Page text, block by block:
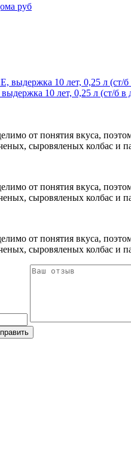
руб
10 лет, 0,25 л (ст/б в
от понятия вкуса,
сыровяленых колбас и
от понятия вкуса,
сыровяленых колбас и
от понятия вкуса,
сыровяленых колбас и